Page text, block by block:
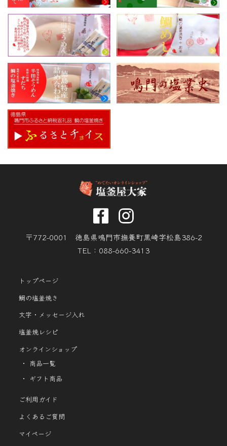
〒772-0001 徳島県鳴門市撫養町黒崎字松島386-2
TEL：088-660-3413
トップページ
鯛の塩釜焼き
文字・メッセージ入れ
塩釜焼レシピ
オンラインショップ
商品一覧
ギフト商品
ご利用ガイド
よくあるご質問
マイページ